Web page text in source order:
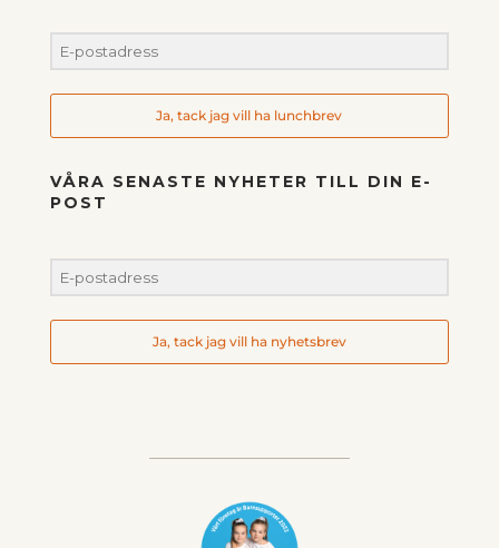
Ja, tack jag vill ha lunchbrev
VÅRA SENASTE NYHETER TILL DIN E-
POST
Ja, tack jag vill ha nyhetsbrev